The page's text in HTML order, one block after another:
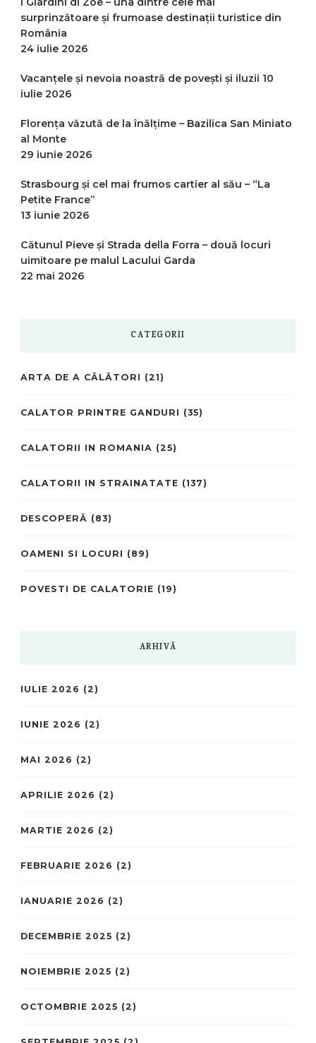
surprinzătoare și frumoase destinații turistice din
România
24 iulie 2026
Vacanțele și nevoia noastră de povești și iluzii 10
iulie 2026
Florența văzută de la înălțime – Bazilica San Miniato
al Monte
29 iunie 2026
Strasbourg și cel mai frumos cartier al său – “La
Petite France”
13 iunie 2026
Cătunul Pieve și Strada della Forra – două locuri
uimitoare pe malul Lacului Garda
22 mai 2026
CATEGORII
ARTA DE A CĂLĂTORI (21)
CALATOR PRINTRE GANDURI (35)
CALATORII IN ROMANIA (25)
CALATORII IN STRAINATATE (137)
DESCOPERĂ (83)
OAMENI SI LOCURI (89)
POVESTI DE CALATORIE (19)
ARHIVĂ
IULIE 2026 (2)
IUNIE 2026 (2)
MAI 2026 (2)
APRILIE 2026 (2)
MARTIE 2026 (2)
FEBRUARIE 2026 (2)
IANUARIE 2026 (2)
DECEMBRIE 2025 (2)
NOIEMBRIE 2025 (2)
OCTOMBRIE 2025 (2)